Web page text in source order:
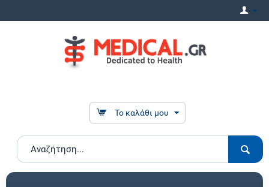
Το καλάθι μου